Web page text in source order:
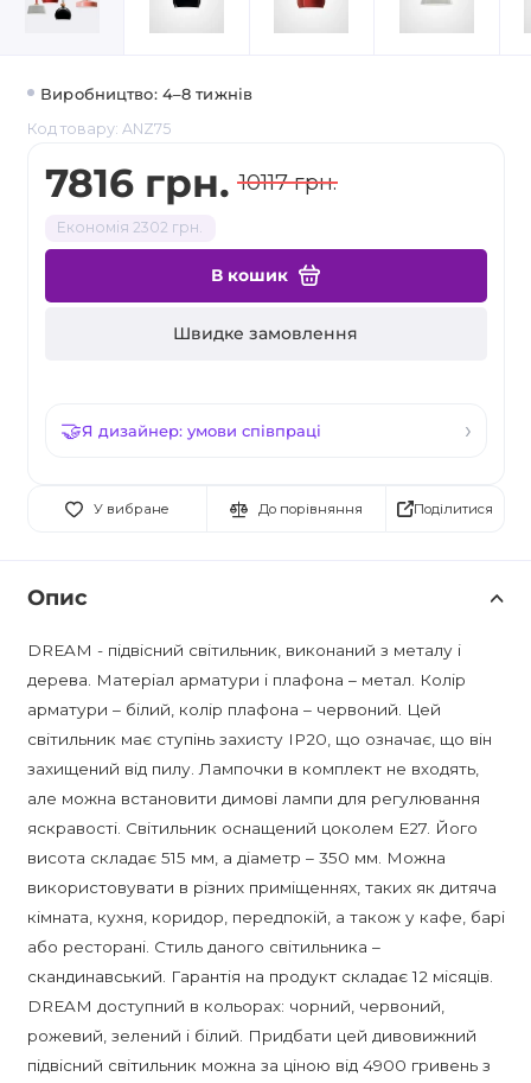
Виробництво: 4–8 тижнів
Код товару: ANZ75
7816 грн. 10117 грн.
Економія 2302 грн.
В кошик
Швидке замовлення
Я дизайнер: умови співпраці
У вибране До порівняння Поділитися
Опис
DREAM - підвісний світильник, виконаний з металу і
дерева. Матеріал арматури і плафона – метал. Колір
арматури – білий, колір плафона – червоний. Цей
світильник має ступінь захисту IP20, що означає, що він
захищений від пилу. Лампочки в комплект не входять,
але можна встановити димові лампи для регулювання
яскравості. Світильник оснащений цоколем E27. Його
висота складає 515 мм, а діаметр – 350 мм. Можна
використовувати в різних приміщеннях, таких як дитяча
кімната, кухня, коридор, передпокій, а також у кафе, барі
або ресторані. Стиль даного світильника –
скандинавський. Гарантія на продукт складає 12 місяців.
DREAM доступний в кольорах: чорний, червоний,
рожевий, зелений і білий. Придбати цей дивовижний
підвісний світильник можна за ціною від 4900 гривень з